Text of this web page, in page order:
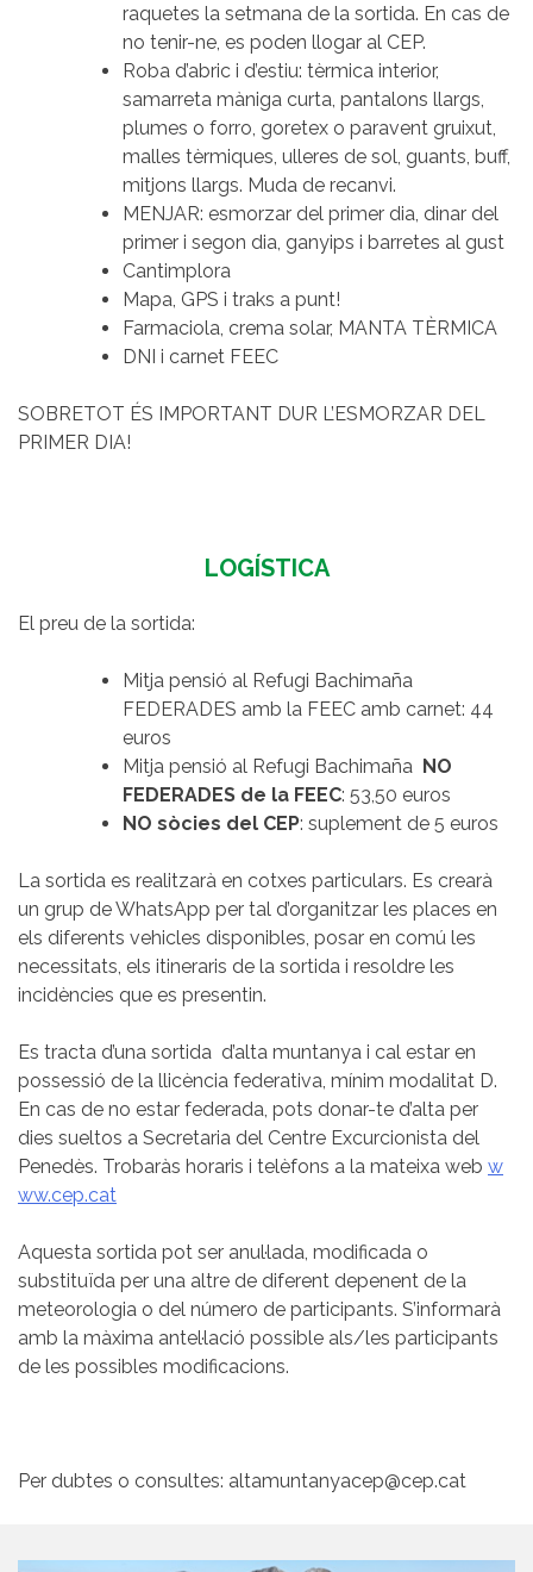
raquetes la setmana de la sortida. En cas de
no tenir-ne, es poden llogar al CEP.
Roba d’abric i d’estiu: tèrmica interior,
samarreta màniga curta, pantalons llargs,
plumes o forro, goretex o paravent gruixut,
malles tèrmiques, ulleres de sol, guants, buff,
mitjons llargs. Muda de recanvi.
MENJAR: esmorzar del primer dia, dinar del
primer i segon dia, ganyips i barretes al gust
Cantimplora
Mapa, GPS i traks a punt!
Farmaciola, crema solar, MANTA TÈRMICA
DNI i carnet FEEC
SOBRETOT ÉS IMPORTANT DUR L’ESMORZAR DEL
PRIMER DIA!
LOGÍSTICA
El preu de la sortida:
Mitja pensió al Refugi Bachimaña
FEDERADES amb la FEEC amb carnet: 44
euros
Mitja pensió al Refugi Bachimaña NO
FEDERADES de la FEEC: 53,50 euros
NO sòcies del CEP: suplement de 5 euros
La sortida es realitzarà en cotxes particulars. Es crearà
un grup de WhatsApp per tal d’organitzar les places en
els diferents vehicles disponibles, posar en comú les
necessitats, els itineraris de la sortida i resoldre les
incidències que es presentin.
Es tracta d’una sortida d’alta muntanya i cal estar en
possessió de la llicència federativa, mínim modalitat D.
En cas de no estar federada, pots donar-te d’alta per
dies sueltos a Secretaria del Centre Excurcionista del
Penedès. Trobaràs horaris i telèfons a la mateixa web w
ww.cep.cat
Aquesta sortida pot ser anul·lada, modificada o
substituïda per una altre de diferent depenent de la
meteorologia o del número de participants. S’informarà
amb la màxima antel·lació possible als/les participants
de les possibles modificacions.
Per dubtes o consultes: altamuntanyacep@cep.cat